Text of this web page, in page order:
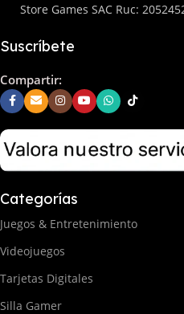
Store Games SAC Ruc:
Suscríbete
Compartir:
Categorías
Juegos & Entretenimiento
Videojuegos
Tarjetas Digitales
Silla Gamer